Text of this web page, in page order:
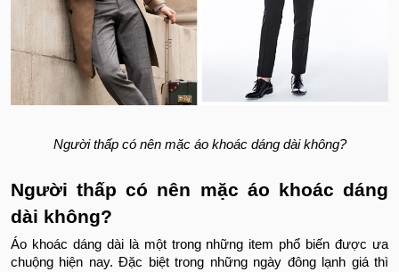
Người thấp có nên mặc áo khoác dáng dài không?
Người thấp có nên mặc áo khoác dáng
dài không?
Áo khoác dáng dài là một trong những item phổ biến được ưa
chuộng hiện nay. Đặc biệt trong những ngày đông lạnh giá thì